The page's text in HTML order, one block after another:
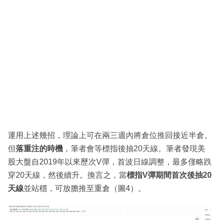
運用上述幾招，理論上可在兩三週內將倉位推回接近半倉。
但落重注的時機 ，筆者會等標指後抽20天線。筆者發現美
股大盤自2019年以來歷次V彈，首波日線調整，最多僅略跌
穿20天線，然後續升。換言之，當標指V彈期間首次後抽20
天線並站穩，可放膽推至重倉（圖4）。